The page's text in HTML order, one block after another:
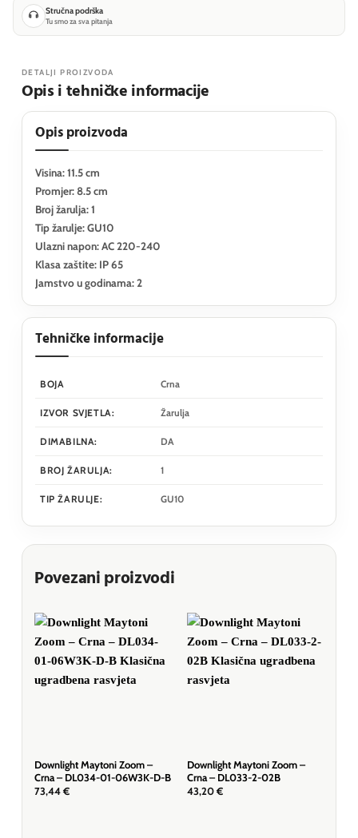
Stručna podrška
Tu smo za sva pitanja
DETALJI PROIZVODA
Opis i tehničke informacije
Opis proizvoda
Visina: 11.5 cm
Promjer: 8.5 cm
Broj žarulja: 1
Tip žarulje: GU10
Ulazni napon: AC 220-240
Klasa zaštite: IP 65
Jamstvo u godinama: 2
Tehničke informacije
BOJA Crna
IZVOR SVJETLA: Žarulja
DIMABILNA: DA
BROJ ŽARULJA: 1
TIP ŽARULJE: GU10
Povezani proizvodi
Downlight Maytoni Zoom –
Crna – DL034-01-06W3K-D-B
73,44 €
Downlight Maytoni Zoom –
Crna – DL033-2-02B
43,20 €